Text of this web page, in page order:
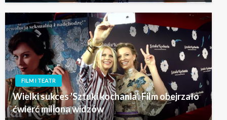
FILM I TEATR
Wielki sukces 'Sztuki kochania’. Film obejrzało
ćwierć miliona widzów